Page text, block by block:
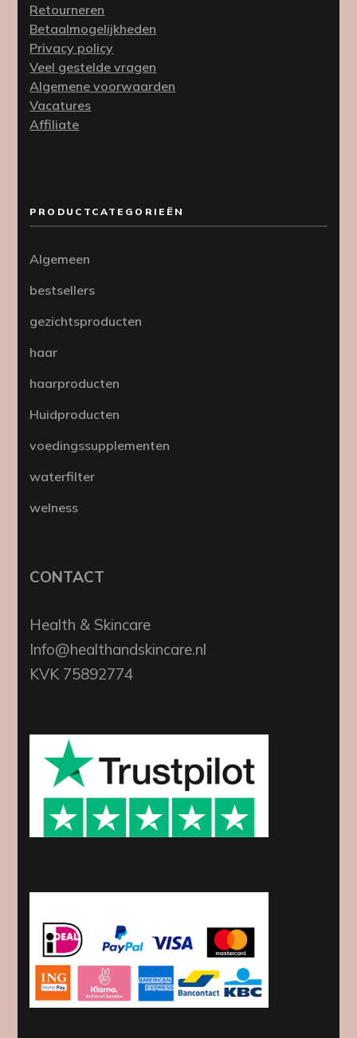
Retourneren
Betaalmogelijkheden
Privacy policy
Veel gestelde vragen
Algemene voorwaarden
Vacatures
Affiliate
PRODUCTCATEGORIEËN
Algemeen
bestsellers
gezichtsproducten
haar
haarproducten
Huidproducten
voedingssupplementen
waterfilter
welness
CONTACT
Health & Skincare
Info@healthandskincare.nl
KVK 75892774